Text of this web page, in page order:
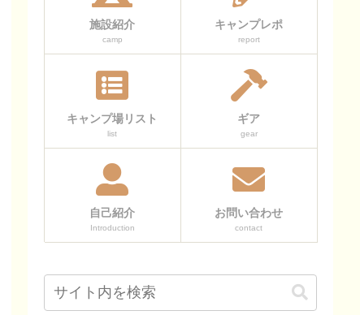
施設紹介
camp
キャンプレポ
report
キャンプ場リスト
list
ギア
gear
自己紹介
Introduction
お問い合わせ
contact